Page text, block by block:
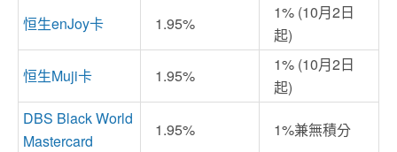
恒生enJoy卡 1.95%
1% (10月2日
起)
恒生Muji卡
1.95%
1% (10月2日
起)
DBS Black World
Mastercard
1.95% 1%兼無積分